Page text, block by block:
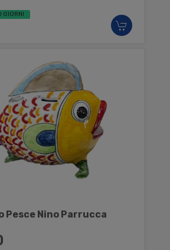
GIORNI
Salvadanaio Pesce Nino Parrucca